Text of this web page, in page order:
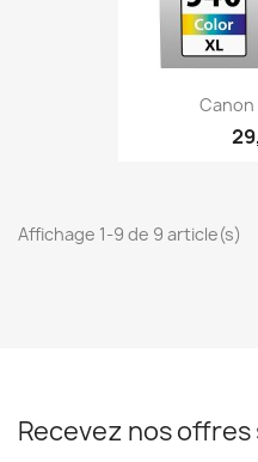
Canon
Affichage 1-9 de 9 article(s)
Recevez nos